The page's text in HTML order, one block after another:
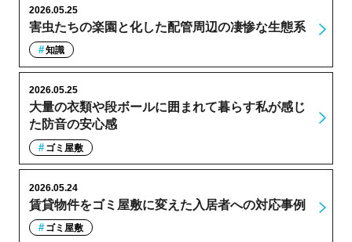
害虫たちの楽園と化した配管周辺の凄惨な生態系
2026.05.25
知識
大量の衣類や段ボールに囲まれて暮らす私が感じ
た防音の安心感
2026.05.25
ゴミ屋敷
賃貸物件をゴミ屋敷に変えた入居者への対応事例
2026.05.24
ゴミ屋敷